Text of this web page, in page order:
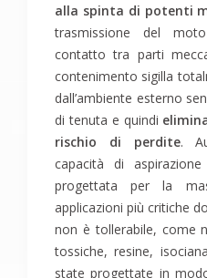
alla spinta di potenti
trasmissione del
contatto tra parti
contenimento sigilla
dall’ambiente esterno
di tenuta e quindi
rischio di perdite.
capacità di
progettata per la
applicazioni più critiche
non è tollerabile, come
tossiche, resine,
state progettate in